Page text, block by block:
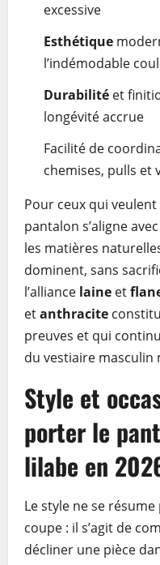
excessive
Esthétique
l’indémodable
Durabilité et
longévité accrue
Facilité de
chemises, pulls et
Pour ceux qui
pantalon s’aligne
les matières
dominent, sans
l’alliance laine et
etanthracite
preuves et qui
du vestiaire masculin
Style et
porter le
lilabe en
Le style ne se
coupe : il s’agit de
décliner une pièce